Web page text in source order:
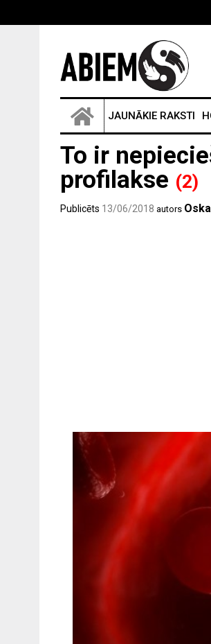
JAUNĀKIE RAKSTI
To ir
profilakse (2)
Publicēts 13/06/2018 autors